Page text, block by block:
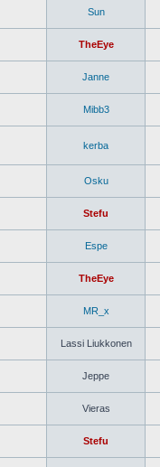
Sun
TheEye
Janne
Mibb3
kerba
Osku
Stefu
Espe
TheEye
MR_x
Lassi Liukkonen
Jeppe
Vieras
Stefu